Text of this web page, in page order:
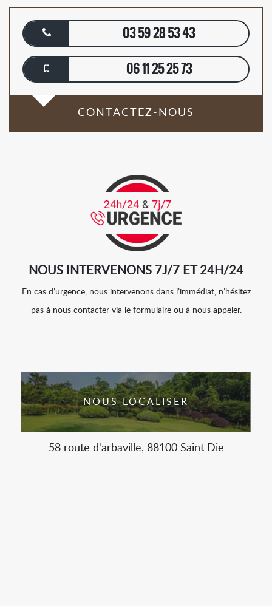
03 59 28 53 43
06 11 25 25 73
CONTACTEZ-NOUS
NOUS INTERVENONS 7J/7 ET 24H/24
En cas d’urgence, nous intervenons dans l’immédiat, n’hésitez
pas à nous contacter via le formulaire ou à nous appeler.
NOUS LOCALISER
58 route d'arbaville, 88100 Saint Die